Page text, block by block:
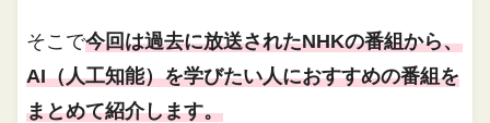
そこで今回は過去に放送されたNHKの番組から、
AI（人工知能）を学びたい人におすすめの番組を
まとめて紹介します。